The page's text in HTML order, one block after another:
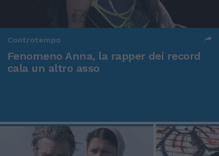
Controtempo
Fenomeno Anna, la rapper dei record
cala un altro asso